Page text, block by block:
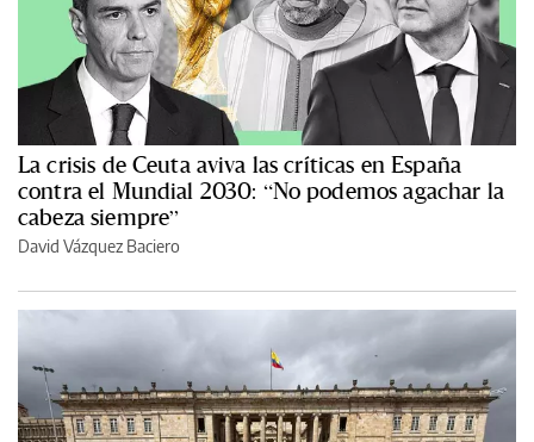
La crisis de Ceuta aviva las críticas en España
contra el Mundial 2030: “No podemos agachar la
cabeza siempre”
David Vázquez Baciero